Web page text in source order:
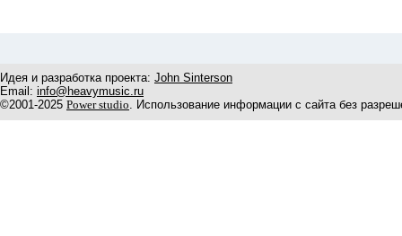
Идея и разработка проекта: John Sinterson
Email: info@heavymusic.ru
©2001-2025 Power studio. Использование информации с сайта без